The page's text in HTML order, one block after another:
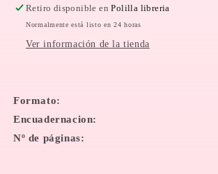
GARZA
GARZA
Retiro disponible enPolilla libreria
Normalmente está listo en 24 horas
Ver información de la tienda
Formato:
Encuadernacion:
Nº de páginas: